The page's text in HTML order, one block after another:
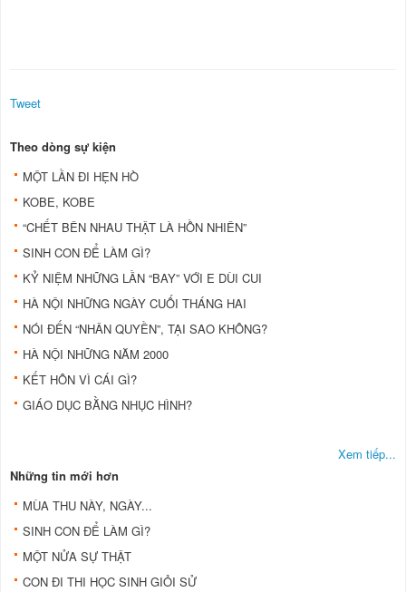
Tweet
Theo dòng sự kiện
MỘT LẦN ĐI HẸN HÒ
KOBE, KOBE
“CHẾT BÊN NHAU THẬT LÀ HỒN NHIÊN”
SINH CON ÐỂ LÀM GÌ?
KỶ NIỆM NHỮNG LẦN “BAY” VỚI E DÙI CUI
HÀ NỘI NHỮNG NGÀY CUỐI THÁNG HAI
NÓI ĐẾN “NHÂN QUYỀN”, TẠI SAO KHÔNG?
HÀ NỘI NHỮNG NĂM 2000
KẾT HÔN VÌ CÁI GÌ?
GIÁO DỤC BẰNG NHỤC HÌNH?
Xem tiếp...
Những tin mới hơn
MÙA THU NÀY, NGÀY...
SINH CON ÐỂ LÀM GÌ?
MỘT NỬA SỰ THẬT
CON ÐI THI HỌC SINH GIỎI SỬ